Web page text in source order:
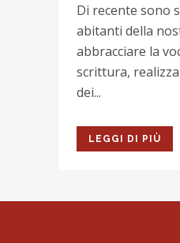
Di recente sono
abitanti della
abbracciare la
scrittura,
dei...
LEGGI DI PIÙ